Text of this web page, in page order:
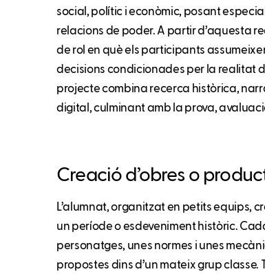
social, polític i econòmic, posant
relacions de poder. A partir d’aquesta
de rol en què els participants
decisions condicionades per la realitat
projecte combina recerca històrica,
digital, culminant amb la prova,
Creació d’obres o
L’alumnat, organitzat en petits equips,
un període o esdeveniment històric.
personatges, unes normes i unes
propostes dins d’un mateix grup